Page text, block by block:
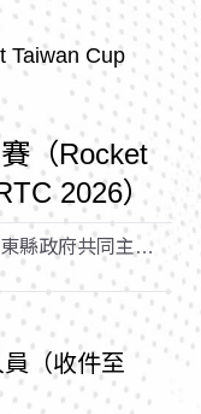
（Rocket
2026）
縣政府共同主辦
Taiwan Cup
（收件至